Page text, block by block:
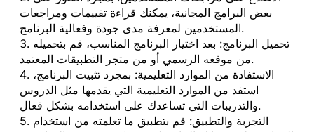
بعض البرامج المجانية، يمكنك قراءة تقييمات ومراجعات
المستخدمين لمعرفة مدى جودة وفعالية البرنامج.
3. تحميل البرنامج: بعد اختيار البرنامج المناسب، قم بتحميله
من موقعه الرسمي أو من متجر التطبيقات المعتمد.
4. الاستفادة من الموارد التعليمية: بمجرد تثبيت البرنامج،
استفد من الموارد التعليمية التي يقدمها مثل الدروس
والتدريبات التي تساعدك على استخدامه بشكل فعال.
5. التجربة والتطبيق: قم بتطبيق ما تعلمته من استخدام